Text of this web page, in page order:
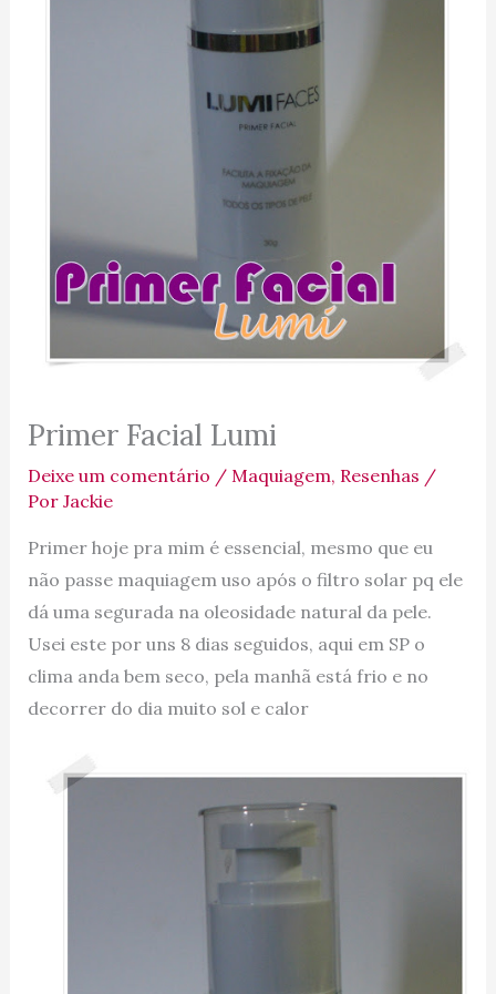
Primer Facial Lumi
Deixe um comentário / Maquiagem, Resenhas /
Por Jackie
Primer hoje pra mim é essencial, mesmo que eu
não passe maquiagem uso após o filtro solar pq ele
dá uma segurada na oleosidade natural da pele.
Usei este por uns 8 dias seguidos, aqui em SP o
clima anda bem seco, pela manhã está frio e no
decorrer do dia muito sol e calor